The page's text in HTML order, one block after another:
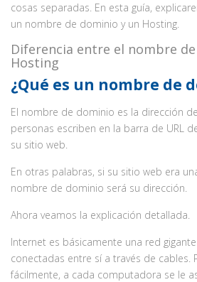
cosas separadas. En esta guía,
un nombre de dominio y un Hosting.
Diferencia entre el nombre
Hosting
¿Qué es un nombre de
El nombre de dominio es la dirección
personas escriben en la barra de URL
su sitio web.
En otras palabras, si su sitio web era
nombre de dominio será su dirección.
Ahora veamos la explicación detallada.
Internet es básicamente una red
conectadas entre sí a través de cables.
fácilmente, a cada computadora se le